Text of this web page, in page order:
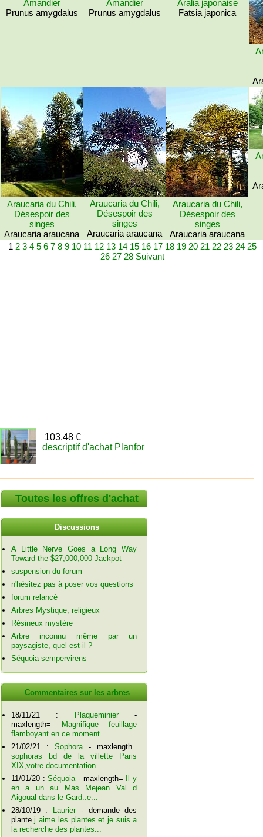
Amandier
Prunus amygdalus
Amandier
Prunus amygdalus
Aralia japonaise
Fatsia japonica
Araucaria du Chili,
Désespoir des
singes
Araucaria araucana
Araucaria du Chili,
Désespoir des
singes
Araucaria araucana
Araucaria du Chili,
Désespoir des
singes
Araucaria araucana
1 2 3 4 5 6 7 8 9 10 11 12 13 14 15 16 17 18 19 20 21 22 23 24 25
26 27 28 Suivant
103,48 €
descriptif d'achat Planfor
Toutes les offres d'achat
Discussions
A Little Nerve Goes a Long Way
Toward the $27,000,000 Jackpot
suspension du forum
n'hésitez pas à poser vos questions
forum relancé
Arbres Mystique, religieux
Résineux mystère
Arbre inconnu même par un
paysagiste, quel est-il ?
Séquoia sempervirens
Commentaires sur les arbres
18/11/21 : Plaqueminier-
maxlength=
Magnifique feuillage
flamboyant en ce moment
21/02/21 : Sophora- maxlength=
sophoras bd de la villette Paris
XIX,votre documentation...
11/01/20 :Séquoia- maxlength=
Il y
en a un au Mas Mejean Val d
Aigoual dans le Gard..e...
28/10/19 :
Laurier- demande des
plantej aime les plantes et je suis a
la recherche des plantes...